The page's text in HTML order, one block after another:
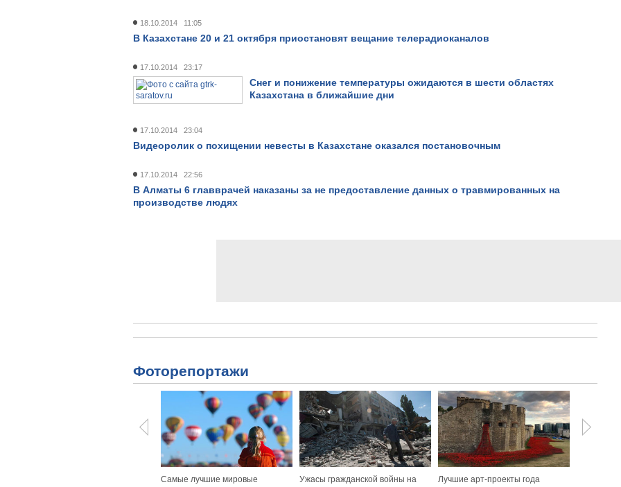
18.10.2014 11:05
В Казахстане 20 и 21 октября приостановят вещание телерадиоканалов
17.10.2014 23:17
Снег и понижение температуры ожидаются в шести областях
Казахстана в ближайшие дни
17.10.2014 23:04
Видеоролик о похищении невесты в Казахстане оказался постановочным
17.10.2014 22:56
В Алматы 6 главврачей наказаны за не предоставление данных о травмированных на
производстве людях
Фоторепортажи
Самые лучшие мировые
Ужасы гражданской войны на
Лучшие арт-проекты года